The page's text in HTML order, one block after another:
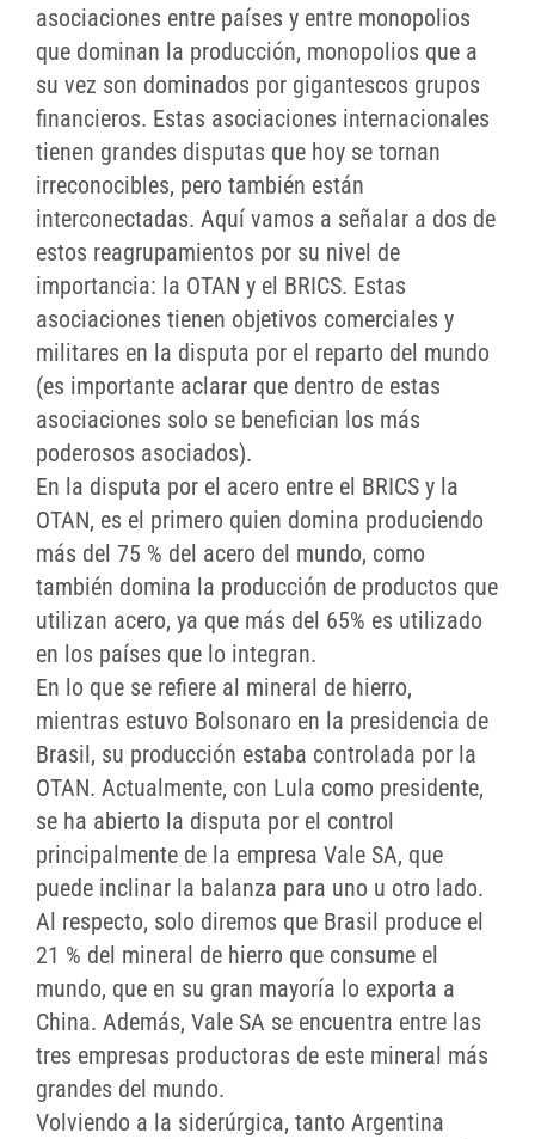
asociaciones entre países y entre monopolios
que dominan la producción, monopolios que a
su vez son dominados por gigantescos grupos
financieros. Estas asociaciones internacionales
tienen grandes disputas que hoy se tornan
irreconocibles, pero también están
interconectadas. Aquí vamos a señalar a dos de
estos reagrupamientos por su nivel de
importancia: la OTAN y el BRICS. Estas
asociaciones tienen objetivos comerciales y
militares en la disputa por el reparto del mundo
(es importante aclarar que dentro de estas
asociaciones solo se benefician los más
poderosos asociados).
En la disputa por el acero entre el BRICS y la
OTAN, es el primero quien domina produciendo
más del 75 % del acero del mundo, como
también domina la producción de productos que
utilizan acero, ya que más del 65% es utilizado
en los países que lo integran.
En lo que se refiere al mineral de hierro,
mientras estuvo Bolsonaro en la presidencia de
Brasil, su producción estaba controlada por la
OTAN. Actualmente, con Lula como presidente,
se ha abierto la disputa por el control
principalmente de la empresa Vale SA, que
puede inclinar la balanza para uno u otro lado.
Al respecto, solo diremos que Brasil produce el
21 % del mineral de hierro que consume el
mundo, que en su gran mayoría lo exporta a
China. Además, Vale SA se encuentra entre las
tres empresas productoras de este mineral más
grandes del mundo.
Volviendo a la siderúrgica, tanto Argentina